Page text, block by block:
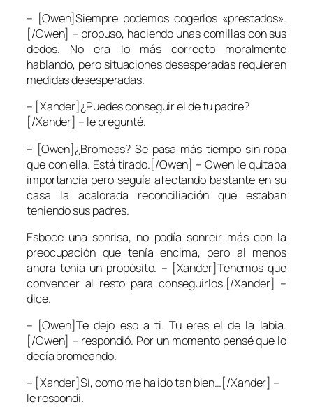
– [Owen]Siempre podemos cogerlos «prestados».
[/Owen] – propuso, haciendo unas comillas con sus
dedos. No era lo más correcto moralmente
hablando, pero situaciones desesperadas requieren
medidas desesperadas.
– [Xander]¿Puedes conseguir el de tu padre?
[/Xander] – le pregunté.
– [Owen]¿Bromeas? Se pasa más tiempo sin ropa
que con ella. Está tirado.[/Owen] – Owen le quitaba
importancia pero seguía afectando bastante en su
casa la acalorada reconciliación que estaban
teniendo sus padres.
Esbocé una sonrisa, no podía sonreír más con la
preocupación que tenía encima, pero al menos
ahora tenía un propósito. – [Xander]Tenemos que
convencer al resto para conseguirlos.[/Xander] –
dice.
– [Owen]Te dejo eso a ti. Tu eres el de la labia.
[/Owen] – respondió. Por un momento pensé que lo
decía bromeando.
– [Xander]Sí, como me ha ido tan bien…[/Xander] –
le respondí.